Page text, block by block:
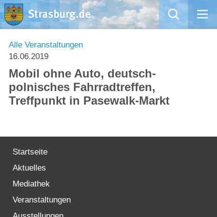
Mängelmeldung
Rathaus
Willkommen in Strasburg (Uckermark)
Alle Veranstaltungen
16.06.2019
Mobil ohne Auto, deutsch-
polnisches Fahrradtreffen,
Treffpunkt in Pasewalk-Markt
Startseite
Aktuelles
Mediathek
Veranstaltungen